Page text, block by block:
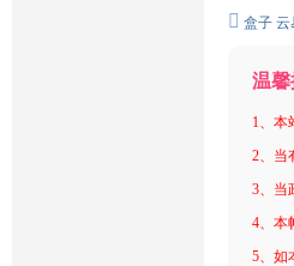
盒子 云
温馨
1、本
2、当
3、当
4、本
5、如